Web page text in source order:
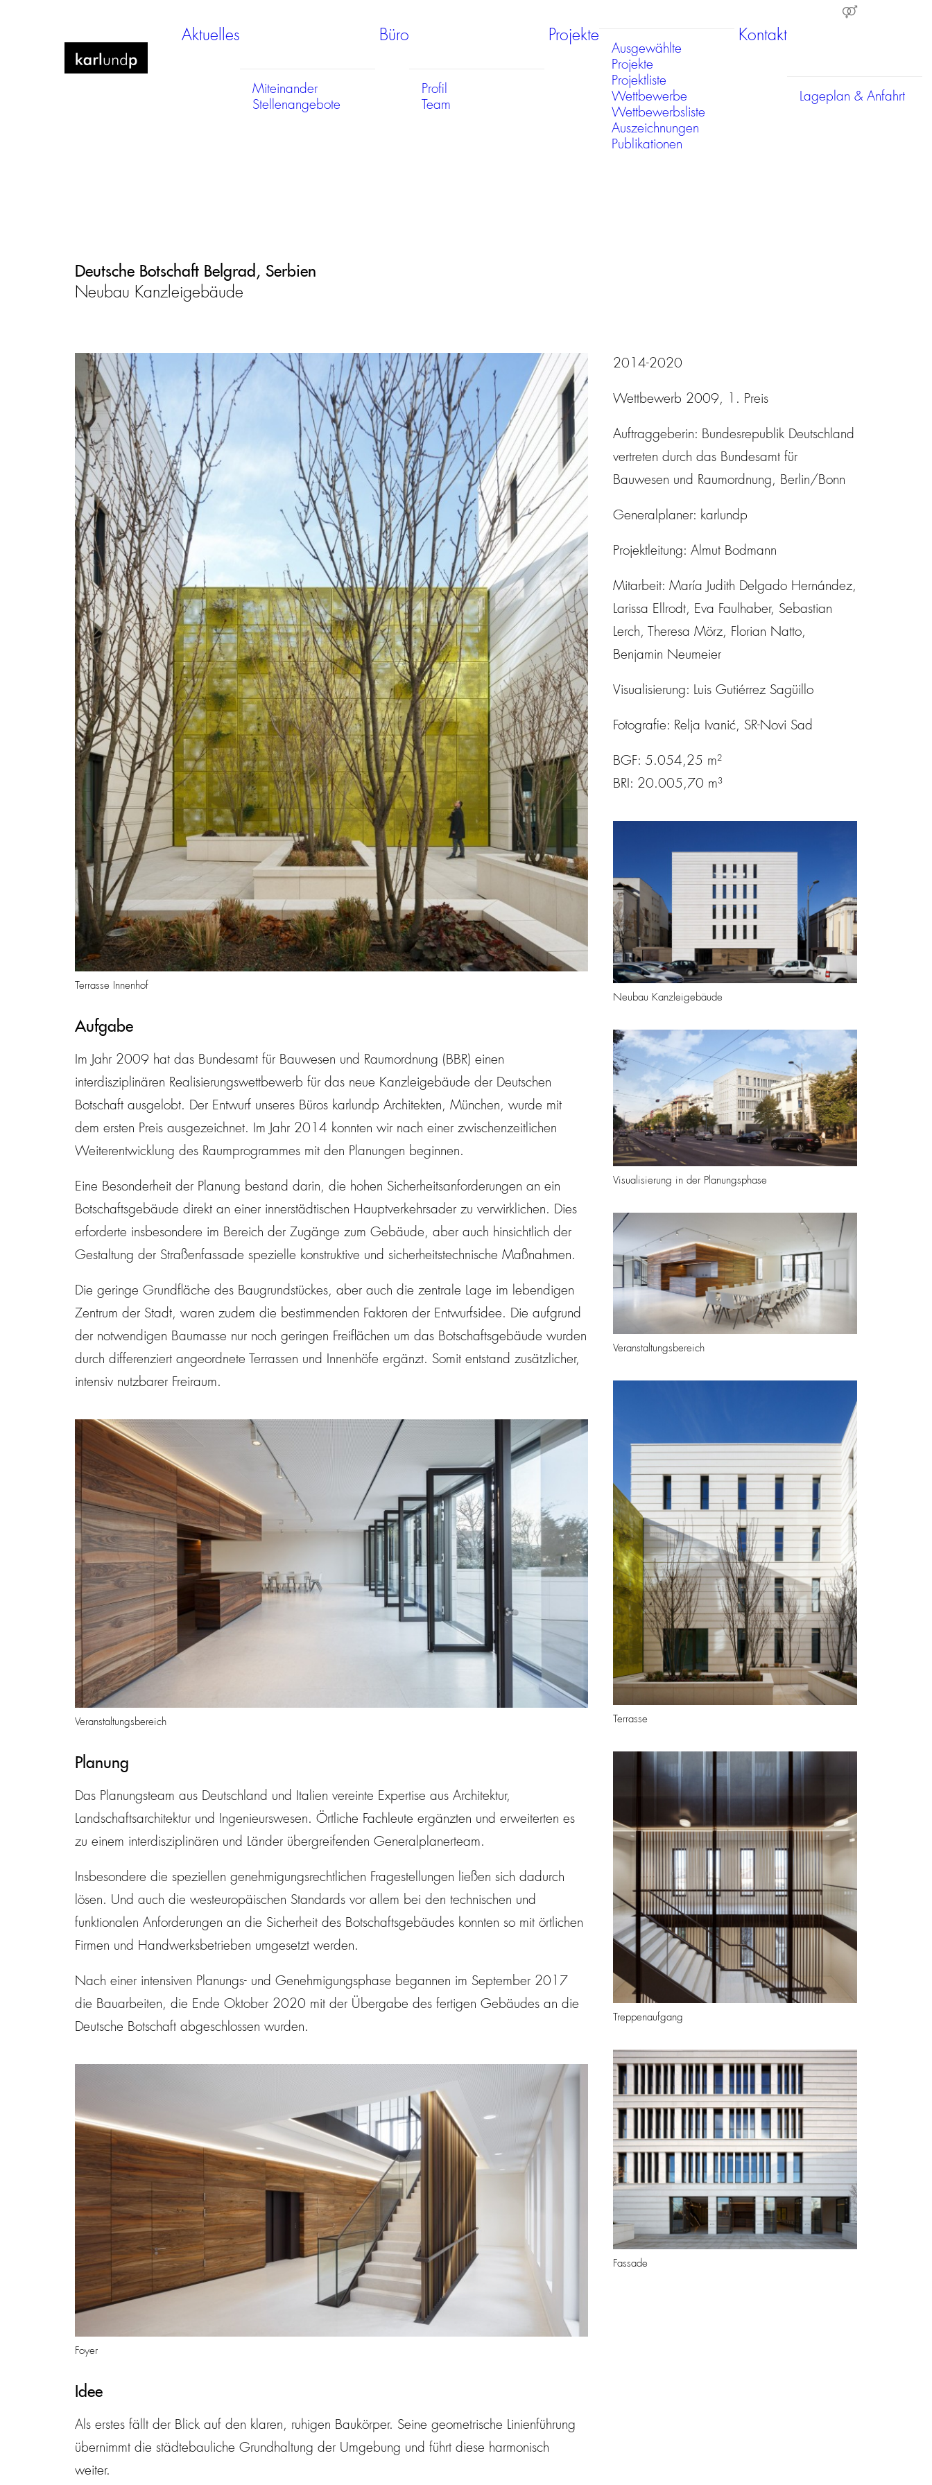
Aktuelles
Miteinander
Stellenangebote
Büro
Profil
Team
Projekte
Ausgewählte
Projekte
Projektliste
Wettbewerbe
Wettbewerbsliste
Auszeichnungen
Publikationen
Kontakt
Lageplan & Anfahrt
Deutsche Botschaft Belgrad, Serbien
Neubau Kanzleigebäude
Terrasse Innenhof
Aufgabe
Im Jahr 2009 hat das Bundesamt für Bauwesen und Raumordnung (BBR) einen
interdisziplinären Realisierungswettbewerb für das neue Kanzleigebäude der Deutschen
Botschaft ausgelobt. Der Entwurf unseres Büros karlundp Architekten, München, wurde mit
dem ersten Preis ausgezeichnet. Im Jahr 2014 konnten wir nach einer zwischenzeitlichen
Weiterentwicklung des Raumprogrammes mit den Planungen beginnen.
Eine Besonderheit der Planung bestand darin, die hohen Sicherheitsanforderungen an ein
Botschaftsgebäude direkt an einer innerstädtischen Hauptverkehrsader zu verwirklichen. Dies
erforderte insbesondere im Bereich der Zugänge zum Gebäude, aber auch hinsichtlich der
Gestaltung der Straßenfassade spezielle konstruktive und sicherheitstechnische Maßnahmen.
Die geringe Grundfläche des Baugrundstückes, aber auch die zentrale Lage im lebendigen
Zentrum der Stadt, waren zudem die bestimmenden Faktoren der Entwurfsidee. Die aufgrund
der notwendigen Baumasse nur noch geringen Freiflächen um das Botschaftsgebäude wurden
durch differenziert angeordnete Terrassen und Innenhöfe ergänzt. Somit entstand zusätzlicher,
intensiv nutzbarer Freiraum.
Veranstaltungsbereich
Planung
Das Planungsteam aus Deutschland und Italien vereinte Expertise aus Architektur,
Landschaftsarchitektur und Ingenieurswesen. Örtliche Fachleute ergänzten und erweiterten es
zu einem interdisziplinären und Länder übergreifenden Generalplanerteam.
Insbesondere die speziellen genehmigungsrechtlichen Fragestellungen ließen sich dadurch
lösen. Und auch die westeuropäischen Standards vor allem bei den technischen und
funktionalen Anforderungen an die Sicherheit des Botschaftsgebäudes konnten so mit örtlichen
Firmen und Handwerksbetrieben umgesetzt werden.
Nach einer intensiven Planungs- und Genehmigungsphase begannen im September 2017
die Bauarbeiten, die Ende Oktober 2020 mit der Übergabe des fertigen Gebäudes an die
Deutsche Botschaft abgeschlossen wurden.
Foyer
Idee
Als erstes fällt der Blick auf den klaren, ruhigen Baukörper. Seine geometrische Linienführung
übernimmt die städtebauliche Grundhaltung der Umgebung und führt diese harmonisch
weiter.
2014-2020
Wettbewerb 2009, 1. Preis
Auftraggeberin: Bundesrepublik Deutschland
vertreten durch das Bundesamt für
Bauwesen und Raumordnung, Berlin/Bonn
Generalplaner: karlundp
Projektleitung: Almut Bodmann
Mitarbeit: María Judith Delgado Hernández,
Larissa Ellrodt, Eva Faulhaber, Sebastian
Lerch, Theresa Mörz, Florian Natto,
Benjamin Neumeier
Visualisierung: Luis Gutiérrez Sagüillo
Fotografie: Relja Ivanić, SR-Novi Sad
BGF: 5.054,25 m²
BRI: 20.005,70 m³
Neubau Kanzleigebäude
Visualisierung in der Planungsphase
Veranstaltungsbereich
Terrasse
Treppenaufgang
Fassade